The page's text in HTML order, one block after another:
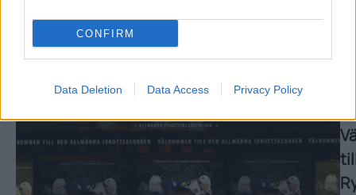
CONFIRM
Data Deletion Data Access Privacy Policy